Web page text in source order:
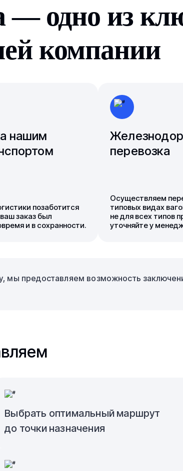
— одно из
компании
нашим
позаботится
заказ был
и в сохранности.
перевозка
Осуществляем
типовых видах
не для всех типов
уточняйте у
мы предоставляем возможность
Выбрать оптимальный маршрут
до точки назначения